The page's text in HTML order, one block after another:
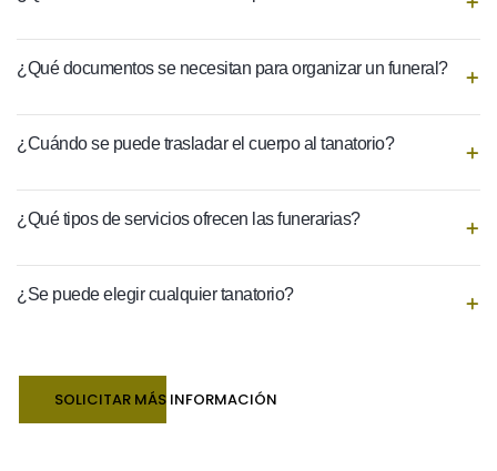
¿Qué documentos se necesitan para organizar un funeral?
¿Cuándo se puede trasladar el cuerpo al tanatorio?
¿Qué tipos de servicios ofrecen las funerarias?
¿Se puede elegir cualquier tanatorio?
SOLICITAR MÁS INFORMACIÓN